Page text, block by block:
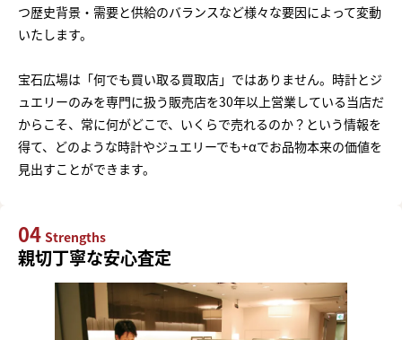
つ歴史背景・需要と供給のバランスなど様々な要因によって変動
いたします。
宝石広場は「何でも買い取る買取店」ではありません。時計とジ
ュエリーのみを専門に扱う販売店を30年以上営業している当店だ
からこそ、常に何がどこで、いくらで売れるのか？という情報を
得て、どのような時計やジュエリーでも+αでお品物本来の価値を
見出すことができます。
04 Strengths
親切丁寧な安心査定